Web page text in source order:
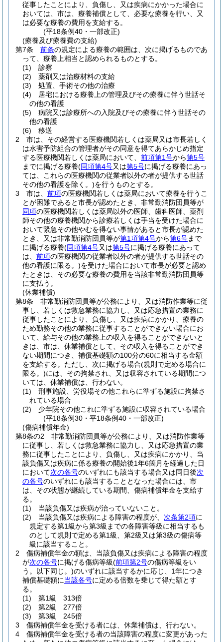
従事したことにより、負傷し、又は疾病にかかった場合に
おいては、市は、療養補償として、必要な療養を行い、又
は必要な療養の費用を支給する。
(平18条例40・一部改正)
(療養及び療養費の支給)
第7条
前条の規定による療養の範囲は、次に掲げるものであ
って、療養上相当と認められるものとする。
(1)
診察
(2)
薬剤又は治療材料の支給
(3)
処置、手術その他の治療
(4)
居宅における療養上の管理及びその療養に伴う世話そ
の他の看護
(5)
病院又は診療所への入院及びその療養に伴う世話その
他の看護
(6)
移送
2
市は、その経営する医療機関若しくは薬局又は市長若しく
は水害予防組合の管理者がその同意を得てあらかじめ指定
する医療機関若しくは薬局において、 前項第1号から第5号
までに掲げる療養(同項第4号又は第5号に掲げる療養にあっ
ては、これらの医療機関の従業者以外の者が提供する世話
その他の看護を除く。)を行うものとする。
3
市は、 前項の医療機関若しくは薬局において療養を行うこ
とが困難であると市長が認めたとき、非常勤消防団員等が
同項の医療機関若しくは薬局以外の医師、歯科医師、薬剤
師その他の療養機関から診療若しくは手当を受けた場合に
おいて緊急その他やむを得ない事情があると市長が認めた
とき、又は非常勤消防団員等が第1項第4号から第6号まで
に掲げる療養(同項第4号又は第5号に掲げる療養にあって
は、 前項の医療機関の従業者以外の者が提供する世話その
他の看護に限る。)を受けた場合において市長が必要と認め
たときは、その必要な療養の費用を当該非常勤消防団員等
に支払う。
(休業補償)
第8条
非常勤消防団員等が公務により、又は消防作業等に従
事し、若しくは救急業務に協力し、又は応急措置の業務に
従事したことにより、負傷し、又は疾病にかかり、療養の
ため勤務その他の業務に従事することができない場合にお
いて、給与その他の業務上の収入を得ることができないと
きは、市は、休業補償として、その収入を得ることができ
ない期間につき、補償基礎額の100分の60に相当する金額
を支給する。 ただし、次に掲げる場合(規則で定める場合に
限る。)には、その拘禁され、又は収容されている期間につ
いては、休業補償は、行わない。
(1)
刑事施設、労役場その他これらに準ずる施設に拘禁さ
れている場合
(2)
少年院その他これに準ずる施設に収容されている場合
(平18条例30・平18条例40・一部改正)
(傷病補償年金)
第8条の2
非常勤消防団員等が公務により、又は消防作業等
に従事し、若しくは救急業務に協力し、又は応急措置の業
務に従事したことにより、負傷し、又は疾病にかかり、当
該負傷又は疾病に係る療養の開始後1年6箇月を経過した日
において次の各号のいずれにも該当する場合又は同日後次
の各号のいずれにも該当することとなった場合には、市
は、その状態が継続している期間、傷病補償年金を支給す
る。
(1)
当該負傷又は疾病が治っていないこと。
(2)
当該負傷又は疾病による障害の程度が、 次条第2項に
規定する第1級から第3級までの各障害等級に相当するも
のとして規則で定める第1級、第2級又は第3級の傷病等
級に該当すること。
2
傷病補償年金の額は、当該負傷又は疾病による障害の程度
が次の各号に掲げる傷病等級(前項第2号の傷病等級をい
う。以下同じ。)のいずれに該当するかに応じ、1年につき
補償基礎額に当該各号に定める倍数を乗じて得た額とす
る。
(1)
第1級 313倍
(2)
第2級 277倍
(3)
第3級 245倍
3
傷病補償年金を受ける者には、休業補償は、行わない。
4
傷病補償年金を受ける者の当該障害の程度に変更があった